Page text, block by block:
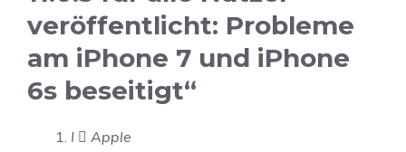
veröffentlicht: Probleme
am iPhone 7 und iPhone
6s beseitigt“
I  Apple